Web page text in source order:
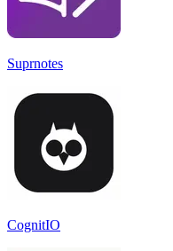
Suprnotes
CognitIO